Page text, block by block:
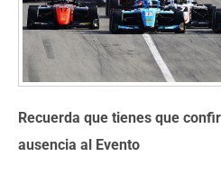
Recuerda que tienes que
ausencia al Evento